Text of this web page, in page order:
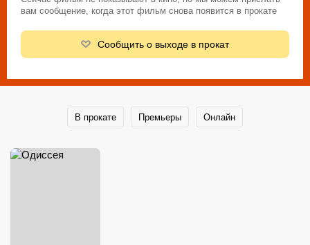
вам сообщение, когда этот фильм снова появится в прокате
Сообщить о выходе в прокат
В прокате Премьеры Онлайн